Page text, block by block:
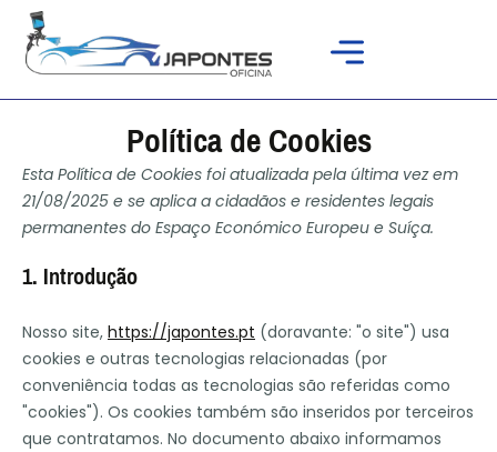
Política de Cookies
Esta Política de Cookies foi atualizada pela última vez em
21/08/2025 e se aplica a cidadãos e residentes legais
permanentes do Espaço Económico Europeu e Suíça.
1. Introdução
Nosso site, https://japontes.pt (doravante: "o site") usa
cookies e outras tecnologias relacionadas (por
conveniência todas as tecnologias são referidas como
"cookies"). Os cookies também são inseridos por terceiros
que contratamos. No documento abaixo informamos